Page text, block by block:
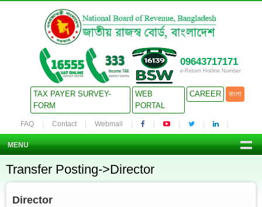
09643717171
e-Return Hotline Number
TAX PAYER SURVEY-
FORM
WEB
PORTAL
CAREER বাংলা
FAQ Contact Webmail
MENU
Transfer Posting->Director
Director